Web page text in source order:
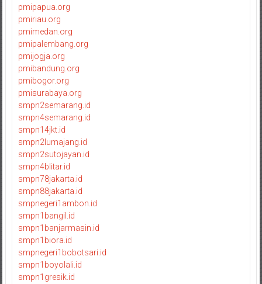
pmipapua.org
pmiriau.org
pmimedan.org
pmipalembang.org
pmijogja.org
pmibandung.org
pmibogor.org
pmisurabaya.org
smpn2semarang.id
smpn4semarang.id
smpn14jkt.id
smpn2lumajang.id
smpn2sutojayan.id
smpn4blitar.id
smpn78jakarta.id
smpn88jakarta.id
smpnegeri1ambon.id
smpn1bangil.id
smpn1banjarmasin.id
smpn1biora.id
smpnegeri1bobotsari.id
smpn1boyolali.id
smpn1gresik.id